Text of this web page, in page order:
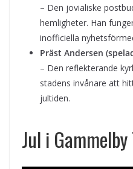
– Den jovialiske
hemligheter. Han
inofficiella
Präst Andersen
– Den reflekterande
stadens invånare att
jultiden.
Jul i